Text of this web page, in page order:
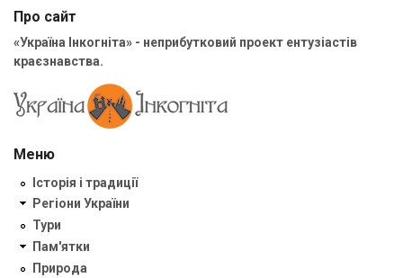
Про сайт
«Україна Інкогніта» - неприбутковий проект ентузіастів
краєзнавства.
Меню
Історія і традиції
Регіони України
Тури
Пам'ятки
Природа